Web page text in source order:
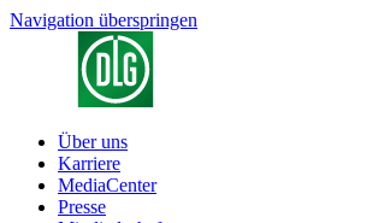
Navigation überspringen
Über uns
Karriere
MediaCenter
Presse